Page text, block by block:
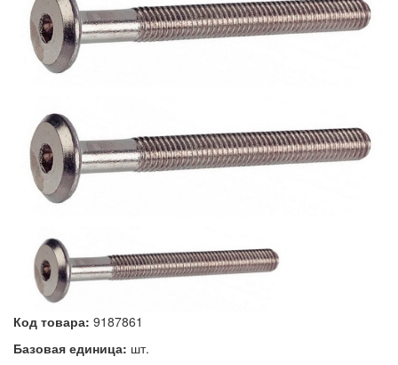
Код товара: 9187861
Базовая единица: шт.